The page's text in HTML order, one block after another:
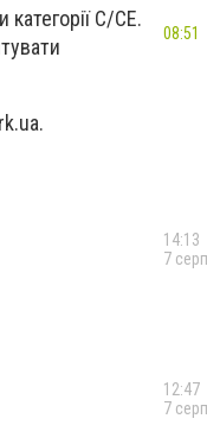
С/СЕ.
08:51
14:13
7
12:47
7